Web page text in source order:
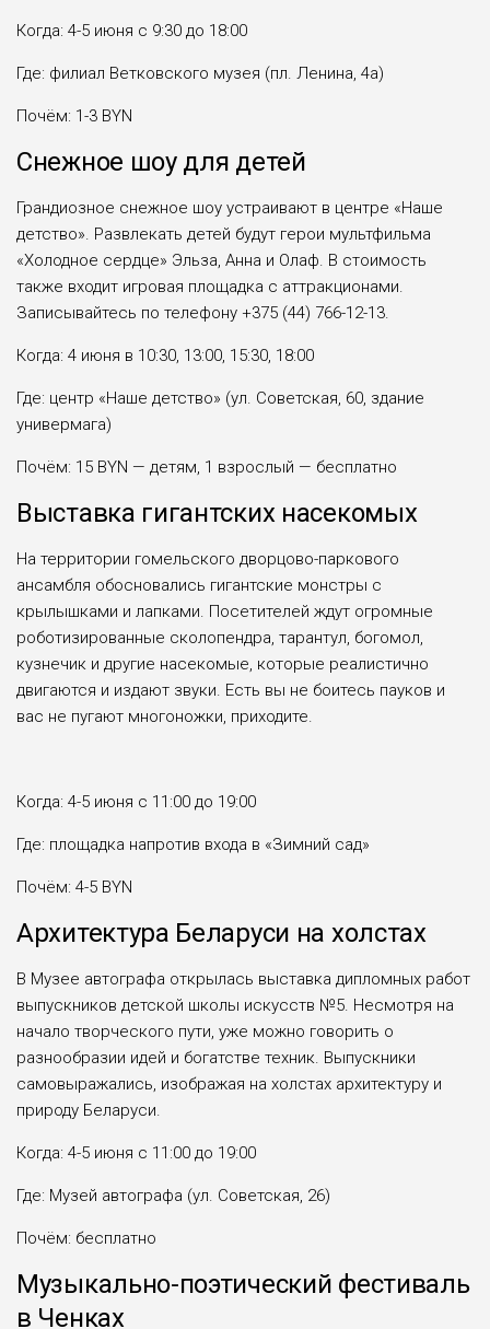
Когда: 4-5 июня с 9:30 до 18:00
Где: филиал Ветковского музея (пл. Ленина, 4а)
Почём: 1-3 BYN
Снежное шоу для детей
Грандиозное снежное шоу устраивают в центре «Наше
детство». Развлекать детей будут герои мультфильма
«Холодное сердце» Эльза, Анна и Олаф. В стоимость
также входит игровая площадка с аттракционами.
Записывайтесь по телефону +375 (44) 766-12-13.
Когда: 4 июня в 10:30, 13:00, 15:30, 18:00
Где: центр «Наше детство» (ул. Советская, 60, здание
универмага)
Почём: 15 BYN — детям, 1 взрослый — бесплатно
Выставка гигантских насекомых
На территории гомельского дворцово-паркового
ансамбля обосновались гигантские монстры с
крылышками и лапками. Посетителей ждут огромные
роботизированные сколопендра, тарантул, богомол,
кузнечик и другие насекомые, которые реалистично
двигаются и издают звуки. Есть вы не боитесь пауков и
вас не пугают многоножки, приходите.
Когда: 4-5 июня с 11:00 до 19:00
Где: площадка напротив входа в «Зимний сад»
Почём: 4-5 BYN
Архитектура Беларуси на холстах
В Музее автографа открылась выставка дипломных работ
выпускников детской школы искусств №5. Несмотря на
начало творческого пути, уже можно говорить о
разнообразии идей и богатстве техник. Выпускники
самовыражались, изображая на холстах архитектуру и
природу Беларуси.
Когда: 4-5 июня с 11:00 до 19:00
Где: Музей автографа (ул. Советская, 26)
Почём: бесплатно
Музыкально-поэтический фестиваль
в Ченках